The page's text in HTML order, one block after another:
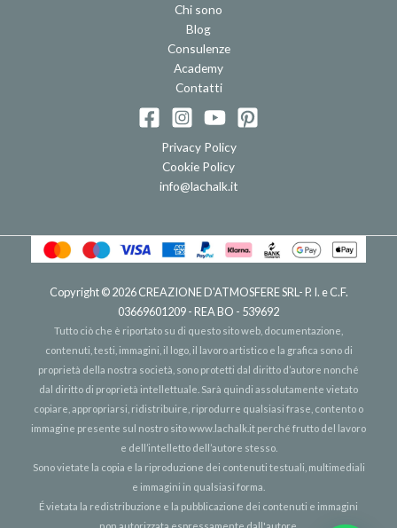
Chi sono
Blog
Consulenze
Academy
Contatti
Privacy Policy
Cookie Policy
info@lachalk.it
Copyright © 2026CREAZIONE D'ATMOSFERE SRL- P. I. e C.F.
03669601209 - REA BO - 539692
Tutto ciò che è riportato su di questo sito web, documentazione,
contenuti, testi, immagini, il logo, il lavoro artistico e la grafica sono di
proprietà della nostra società, sono protetti dal diritto d’autore nonché
dal diritto di proprietà intellettuale. Sarà quindi assolutamente vietato
copiare, appropriarsi, ridistribuire, riprodurre qualsiasi frase, contento o
immagine presente sul nostro sitowww.lachalk.it perché frutto del lavoro
e dell’intelletto dell’autore stesso.
Sono vietate la copia e la riproduzione dei contenuti testuali, multimediali
e immagini in qualsiasi forma.
É vietata la redistribuzione e la pubblicazione dei contenuti e immagini